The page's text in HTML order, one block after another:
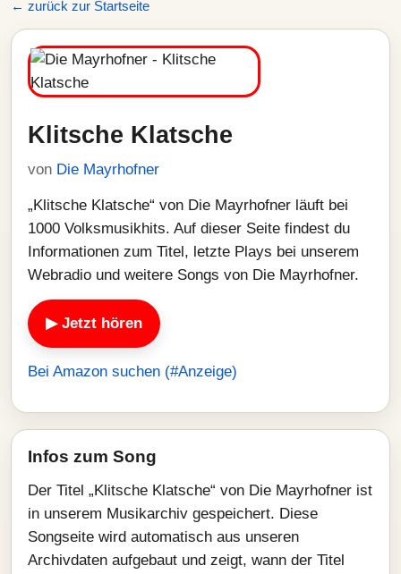
← zurück zur Startseite
Klitsche Klatsche
von Die Mayrhofner
„Klitsche Klatsche“ von Die Mayrhofner läuft bei
1000 Volksmusikhits. Auf dieser Seite findest du
Informationen zum Titel, letzte Plays bei unserem
Webradio und weitere Songs von Die Mayrhofner.
▶ Jetzt hören
Bei Amazon suchen (#Anzeige)
Infos zum Song
Der Titel „Klitsche Klatsche“ von Die Mayrhofner ist
in unserem Musikarchiv gespeichert. Diese
Songseite wird automatisch aus unseren
Archivdaten aufgebaut und zeigt, wann der Titel